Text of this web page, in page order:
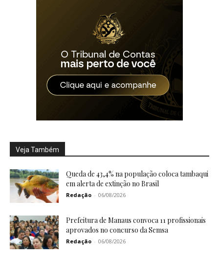
Veja Também
Queda de 43,4% na população coloca tambaqui
em alerta de extinção no Brasil
Redação - 06/08/2026
Prefeitura de Manaus convoca 11 profissionais
aprovados no concurso da Semsa
Redação - 06/08/2026